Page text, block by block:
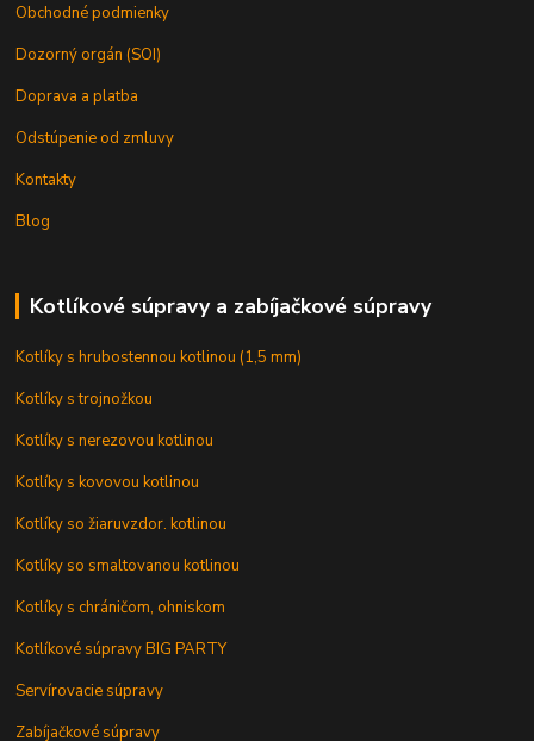
Obchodné podmienky
Dozorný orgán (SOI)
Doprava a platba
Odstúpenie od zmluvy
Kontakty
Blog
Kotlíkové súpravy a zabíjačkové súpravy
Kotlíky s hrubostennou kotlinou (1,5 mm)
Kotlíky s trojnožkou
Kotlíky s nerezovou kotlinou
Kotlíky s kovovou kotlinou
Kotlíky so žiaruvzdor. kotlinou
Kotlíky so smaltovanou kotlinou
Kotlíky s chráničom, ohniskom
Kotlíkové súpravy BIG PARTY
Servírovacie súpravy
Zabíjačkové súpravy